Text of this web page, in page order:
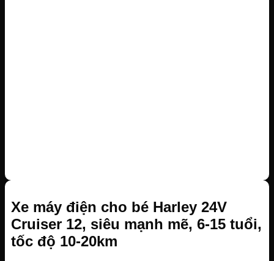
Xe máy điện cho bé Harley 24V
Cruiser 12, siêu mạnh mẽ, 6-15 tuổi,
tốc độ 10-20km